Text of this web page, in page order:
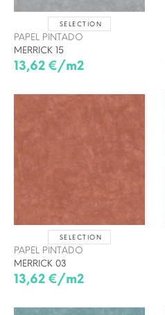
SELECTION
PAPEL PINTADO
MERRICK 15
13,62 €/m2
SELECTION
PAPEL PINTADO
MERRICK 03
13,62 €/m2